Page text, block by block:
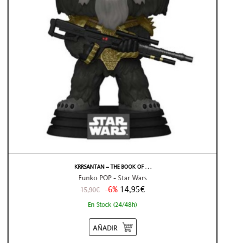
KRRSANTAN – THE BOOK OF . . .
Funko POP - Star Wars
15,90€ -6% 14,95€
En Stock (24/48h)
AÑADIR